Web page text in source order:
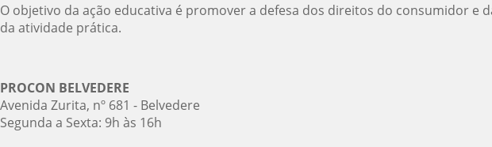
O objetivo da ação educativa é promover a defesa dos direitos do consumidor
da atividade prática.
PROCON BELVEDERE
Avenida Zurita, nº 681 - Belvedere
Segunda a Sexta: 9h às 16h